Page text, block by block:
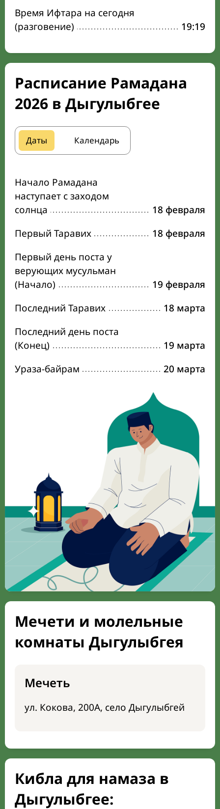
Время Ифтара на сегодня
(разговение)
19:19
Расписание Рамадана
2026 в Дыгулыбгее
Даты Календарь
Начало Рамадана
наступает с заходом
солнца
18 февраля
Первый Таравих
18 февраля
Первый день поста у
верующих мусульман
(Начало)
19 февраля
Последний Таравих
18 марта
Последний день поста
(Конец)
19 марта
Ураза-байрам
20 марта
Мечети и молельные
комнаты Дыгулыбгея
Мечеть
ул. Кокова, 200А, село Дыгулыбгей
Кибла для намаза в
Дыгулыбгее: